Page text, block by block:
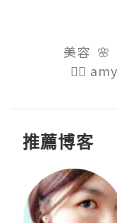
美容  🌸
👉🏻
推薦博客